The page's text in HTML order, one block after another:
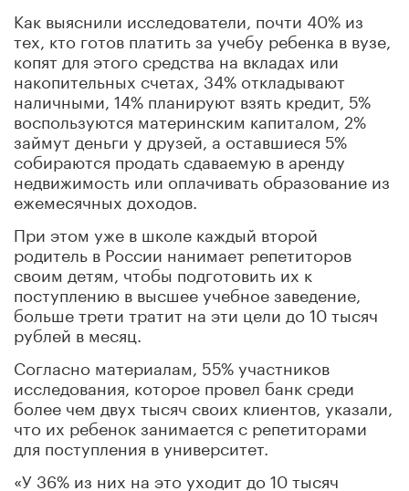
Как выяснили исследователи, почти 40% из
тех, кто готов платить за учебу ребенка в вузе,
копят для этого средства на вкладах или
накопительных счетах, 34% откладывают
наличными, 14% планируют взять кредит, 5%
воспользуются материнским капиталом, 2%
займут деньги у друзей, а оставшиеся 5%
собираются продать сдаваемую в аренду
недвижимость или оплачивать образование из
ежемесячных доходов.
При этом уже в школе каждый второй
родитель в России нанимает репетиторов
своим детям, чтобы подготовить их к
поступлению в высшее учебное заведение,
больше трети тратит на эти цели до 10 тысяч
рублей в месяц.
Согласно материалам, 55% участников
исследования, которое провел банк среди
более чем двух тысяч своих клиентов, указали,
что их ребенок занимается с репетиторами
для поступления в университет.
«У 36% из них на это уходит до 10 тысяч